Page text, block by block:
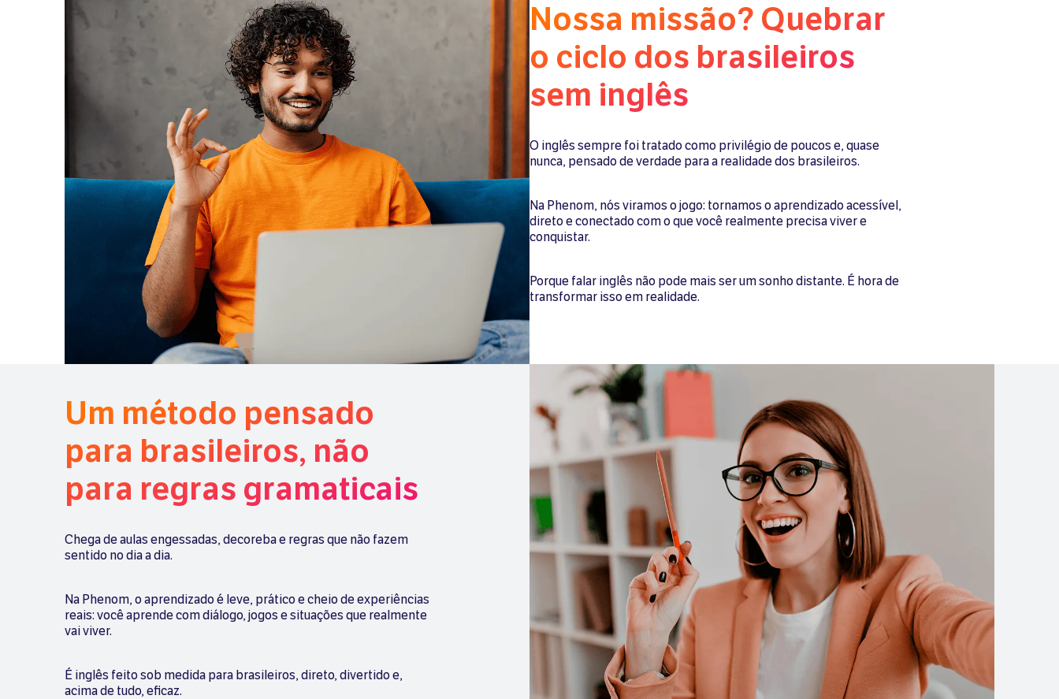
Nossa missão? Quebrar
o ciclo dos brasileiros
sem inglês
O inglês sempre foi tratado como privilégio de poucos e, quase
nunca, pensado de verdade para a realidade dos brasileiros.
Na Phenom, nós viramos o jogo: tornamos o aprendizado acessível,
direto e conectado com o que você realmente precisa viver e
conquistar.
Porque falar inglês não pode mais ser um sonho distante. É hora de
transformar isso em realidade.
Um método pensado
para brasileiros, não
para regras gramaticais
Chega de aulas engessadas, decoreba e regras que não fazem
sentido no dia a dia.
Na Phenom, o aprendizado é leve, prático e cheio de experiências
reais: você aprende com diálogo, jogos e situações que realmente
vai viver.
É inglês feito sob medida para brasileiros, direto, divertido e,
acima de tudo, eficaz.